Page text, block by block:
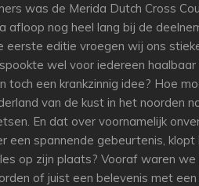
was de Merida Dutch Cross
afloop nog heel lang bij de
eerste editie vroegen wij ons
wel voor iedereen
toch een krankzinnig idee? Hoe
van de kust in het noorden
En dat over voornamelijk
een spannende gebeurtenis,
op zijn plaats? Vooraf waren
of juist een belevenis met